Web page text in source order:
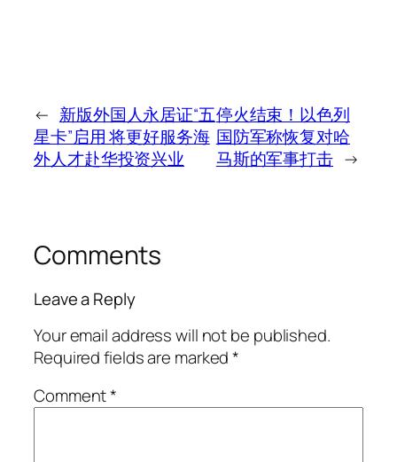
← 新版外国人永居证“五
星卡”启用 将更好服务海
外人才赴华投资兴业
停火结束！以色列
国防军称恢复对哈
马斯的军事打击 →
Comments
Leave a Reply
Your email address will not be published.
Required fields are marked*
Comment*